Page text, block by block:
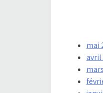
mai
avril